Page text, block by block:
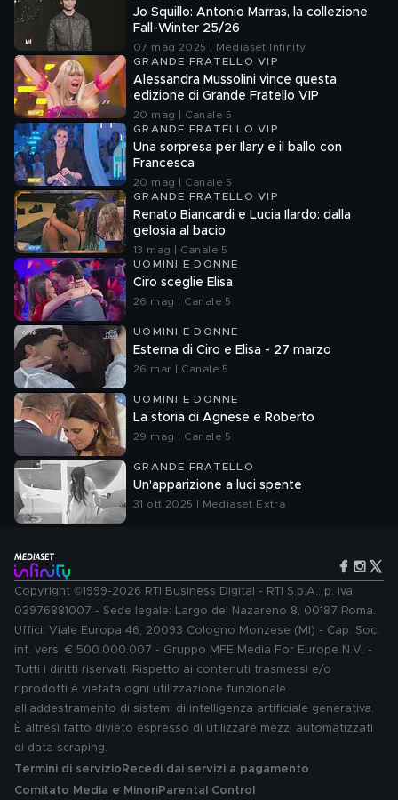
Jo Squillo: Antonio Marras, la collezione
Fall-Winter 25/26
07 mag 2025 | Mediaset Infinity
GRANDE FRATELLO VIP
Alessandra Mussolini vince questa
edizione di Grande Fratello VIP
20 mag | Canale 5
GRANDE FRATELLO VIP
Una sorpresa per Ilary e il ballo con
Francesca
20 mag | Canale 5
GRANDE FRATELLO VIP
Renato Biancardi e Lucia Ilardo: dalla
gelosia al bacio
13 mag | Canale 5
UOMINI E DONNE
Ciro sceglie Elisa
26 mag | Canale 5
UOMINI E DONNE
Esterna di Ciro e Elisa - 27 marzo
26 mar | Canale 5
UOMINI E DONNE
La storia di Agnese e Roberto
29 mag | Canale 5
GRANDE FRATELLO
Un'apparizione a luci spente
31 ott 2025 | Mediaset Extra
Copyright ©1999-2026 RTI Business Digital - RTI S.p.A.: p. iva
03976881007 - Sede legale: Largo del Nazareno 8, 00187 Roma.
Uffici: Viale Europa 46, 20093 Cologno Monzese (MI) - Cap. Soc.
int. vers. € 500.000.007 - Gruppo MFE Media For Europe N.V. -
Tutti i diritti riservati. Rispetto ai contenuti trasmessi e/o
riprodotti è vietata ogni utilizzazione funzionale
all'addestramento di sistemi di intelligenza artificiale generativa.
È altresì fatto divieto espresso di utilizzare mezzi automatizzati
di data scraping.
Termini di servizio Recedi dai servizi a pagamento
Comitato Media e MinoriParental Control